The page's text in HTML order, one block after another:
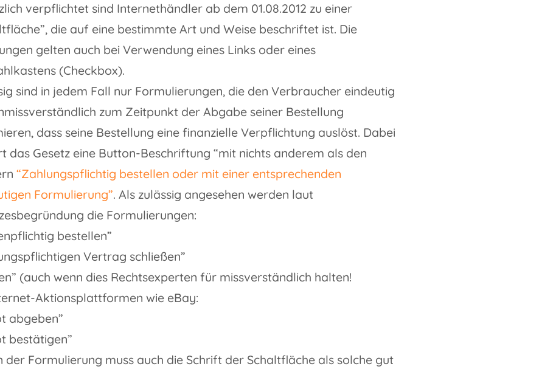
verpflichtet sind Internethändler ab dem 01.08.2012 zu einer
die auf eine bestimmte Art und Weise beschriftet ist. Die
gelten auch bei Verwendung eines Links oder eines
(Checkbox).
sind in jedem Fall nur Formulierungen, die den Verbraucher eindeutig
zum Zeitpunkt der Abgabe seiner Bestellung
dass seine Bestellung eine finanzielle Verpflichtung auslöst. Dabei
das Gesetz eine Button-Beschriftung “mit nichts anderem als den
“Zahlungspflichtig bestellen oder mit einer entsprechenden
Formulierung”. Als zulässig angesehen werden laut
die Formulierungen:
bestellen”
Vertrag schließen”
(auch wenn dies Rechtsexperten für missverständlich halten!
Aktionsplattformen wie eBay:
abgeben”
bestätigen”
der Formulierung muss auch die Schrift der Schaltfläche als solche gut